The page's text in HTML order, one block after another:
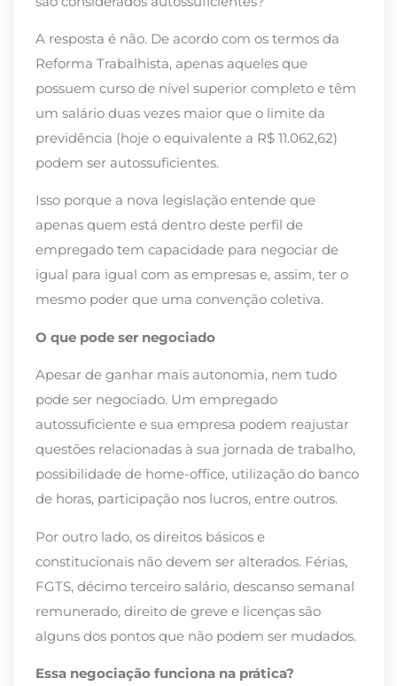
A resposta é não. De acordo com os termos da
Reforma Trabalhista, apenas aqueles que
possuem curso de nível superior completo e têm
um salário duas vezes maior que o limite da
previdência (hoje o equivalente a R$ 11.062,62)
podem ser autossuficientes.
Isso porque a nova legislação entende que
apenas quem está dentro deste perfil de
empregado tem capacidade para negociar de
igual para igual com as empresas e, assim, ter o
mesmo poder que uma convenção coletiva.
O que pode ser negociado
Apesar de ganhar mais autonomia, nem tudo
pode ser negociado. Um empregado
autossuficiente e sua empresa podem reajustar
questões relacionadas à sua jornada de trabalho,
possibilidade de home-office, utilização do banco
de horas, participação nos lucros, entre outros.
Por outro lado, os direitos básicos e
constitucionais não devem ser alterados. Férias,
FGTS, décimo terceiro salário, descanso semanal
remunerado, direito de greve e licenças são
alguns dos pontos que não podem ser mudados.
Essa negociação funciona na prática?